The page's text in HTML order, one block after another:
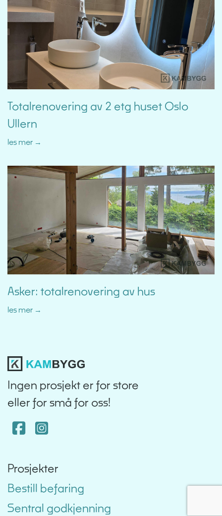
Totalrenovering av 2 etg huset Oslo
Ullern
les mer
Asker: totalrenovering av hus
les mer
Ingen prosjekt er for store
eller for små for oss!
Facebook
Instagram
Prosjekter
Bestill befaring
Sentral godkjenning